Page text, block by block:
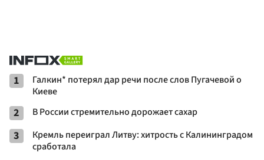
1
Галкин* потерял дар речи после слов Пугачевой о
Киеве
2 В России стремительно дорожает сахар
3
Кремль переиграл Литву: хитрость с Калининградом
сработала